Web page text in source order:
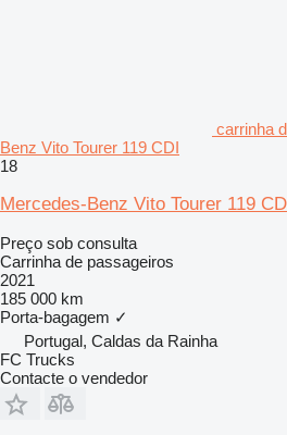
carrinha
Benz Vito Tourer 119 CDI
18
Mercedes-Benz Vito Tourer 119
Preço sob consulta
Carrinha de passageiros
2021
185 000 km
Porta-bagagem ✓
Portugal, Caldas da Rainha
FC Trucks
Contacte o vendedor